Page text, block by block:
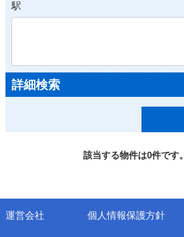
駅
詳細検索
該当する物件は0件です。
運営会社 個人情報保護方針